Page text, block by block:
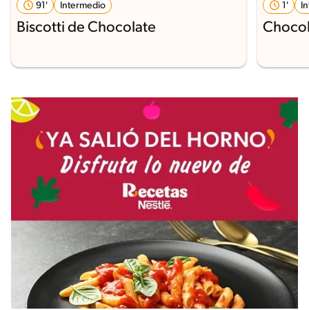
91' Intermedio
Biscotti de Chocolate
1'